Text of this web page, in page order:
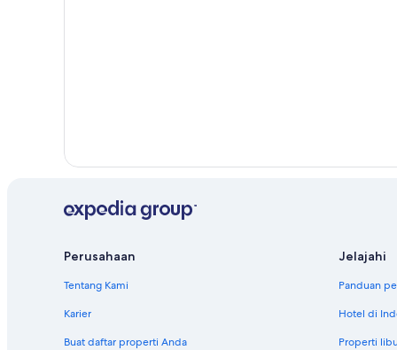
Perusahaan
Tentang Kami
Karier
Buat daftar properti Anda
Jelajahi
Panduan
Hotel di
Properti